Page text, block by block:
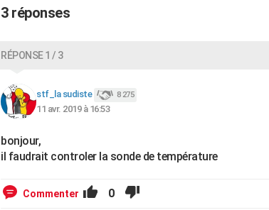
3 réponses
RÉPONSE 1 / 3
stf_la sudiste 8 275
11 avr. 2019 à 16:53
bonjour,
il faudrait controler la sonde de température
Commenter 0